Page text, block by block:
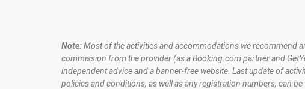
Note:Most of the activities and accommodations we recommend
commission from the provider (as a Booking.com partner and
independent advice and a banner-free website. Last update of
policies and conditions, as well as any registration numbers, can be